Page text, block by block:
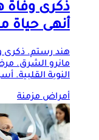
أنهى حياة
هند رستم. ذكرى
مانرو الشرق.
النوبة القلبية.
أمراض مزمنة